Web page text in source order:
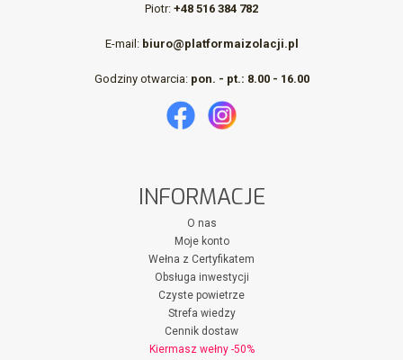
Piotr: +48 516 384 782
E-mail: biuro@platformaizolacji.pl
Godziny otwarcia: pon. - pt.: 8.00 - 16.00
INFORMACJE
O nas
Moje konto
Wełna z Certyfikatem
Obsługa inwestycji
Czyste powietrze
Strefa wiedzy
Cennik dostaw
Kiermasz wełny -50%